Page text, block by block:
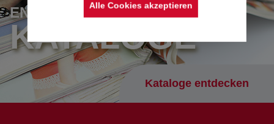
ENTDECKEN SIE UNSERE
KATALOGE
Kataloge entdecken
Alle Cookies akzeptieren